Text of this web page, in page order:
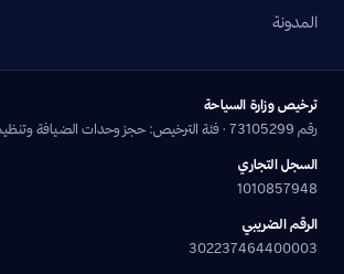
المدونة
ترخيص وزارة السياحة
رقم 73105299 · فئة الترخيص: حجز وحدات الضيافة وتنظيم الرحلات السياحية
السجل التجاري
1010857948
الرقم الضريبي
302237464400003